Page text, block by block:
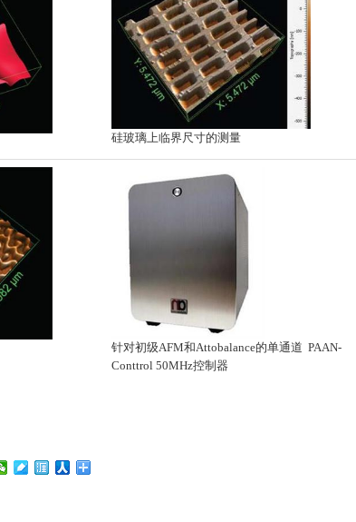
硅玻璃上临界尺寸的测量
针对初级AFM和Attobalance的单通道 PAAN-
Conttrol 50MHz控制器